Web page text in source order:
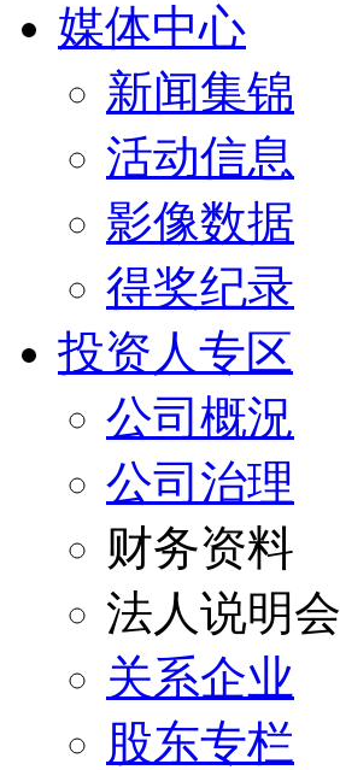
媒体中心
新闻集锦
活动信息
影像数据
得奖纪录
投资人专区
公司概況
公司治理
财务资料
法人说明会
关系企业
股东专栏